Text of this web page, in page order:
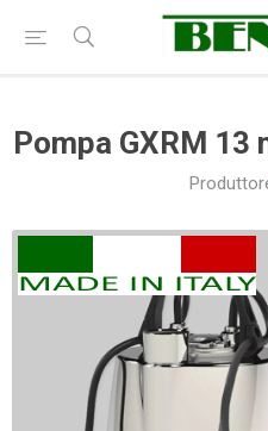
Pompa GXRM 13